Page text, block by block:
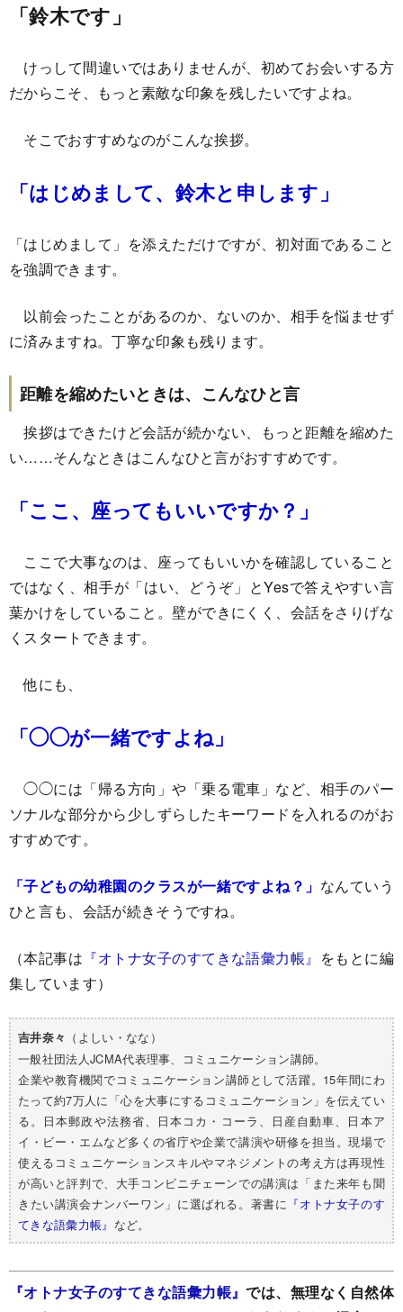
「鈴木です」
けっして間違いではありませんが、初めてお会いする方
だからこそ、もっと素敵な印象を残したいですよね。
そこでおすすめなのがこんな挨拶。
「はじめまして、鈴木と申します」
「はじめまして」を添えただけですが、初対面であること
を強調できます。
以前会ったことがあるのか、ないのか、相手を悩ませず
に済みますね。丁寧な印象も残ります。
距離を縮めたいときは、こんなひと言
挨拶はできたけど会話が続かない、もっと距離を縮めた
い……そんなときはこんなひと言がおすすめです。
「ここ、座ってもいいですか？」
ここで大事なのは、座ってもいいかを確認していること
ではなく、相手が「はい、どうぞ」とYesで答えやすい言
葉かけをしていること。壁ができにくく、会話をさりげな
くスタートできます。
他にも、
「◯◯が一緒ですよね」
◯◯には「帰る方向」や「乗る電車」など、相手のパー
ソナルな部分から少しずらしたキーワードを入れるのがお
すすめです。
「子どもの幼稚園のクラスが一緒ですよね？」 なんていう
ひと言も、会話が続きそうですね。
（本記事は 『オトナ女子のすてきな語彙力帳』 をもとに編
集しています）
吉井奈々 （よしい・なな）
一般社団法人JCMA代表理事、コミュニケーション講師。
企業や教育機関でコミュニケーション講師として活躍。15年間にわ
たって約7万人に「心を大事にするコミュニケーション」を伝えてい
る。日本郵政や法務省、日本コカ・コーラ、日産自動車、日本ア
イ・ビー・エムなど多くの省庁や企業で講演や研修を担当。現場で
使えるコミュニケーションスキルやマネジメントの考え方は再現性
が高いと評判で、大手コンビニチェーンでの講演は「また来年も聞
きたい講演会ナンバーワン」に選ばれる。著書に 『オトナ女子のす
てきな語彙力帳』 など。
『オトナ女子のすてきな語彙力帳』では、無理なく自然体